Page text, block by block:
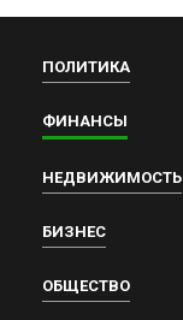
ПОЛИТИКА
ФИНАНСЫ
НЕДВИЖИМОСТЬ
БИЗНЕС
ОБЩЕСТВО